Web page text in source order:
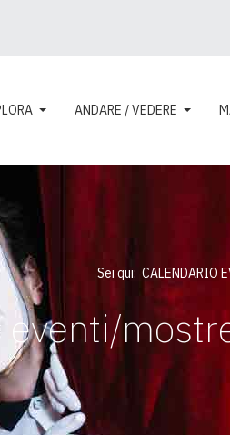
ANDARE / VEDERE
Sei qui: CALENDARIO
eventi/